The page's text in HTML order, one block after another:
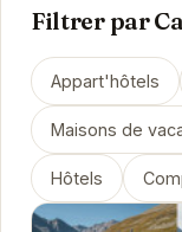
Filtrer par
Appart'hôtels
Maisons de
Hôtels